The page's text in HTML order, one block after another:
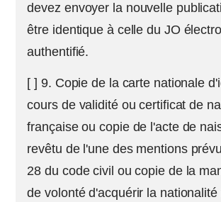
devez envoyer la nouvelle
être identique à celle du JO
authentifié.
[ ] 9. Copie de la carte nationale
cours de validité ou certificat de
française ou copie de l'acte de
revêtu de l'une des mentions
28 du code civil ou copie de la
de volonté d'acquérir la nationalité